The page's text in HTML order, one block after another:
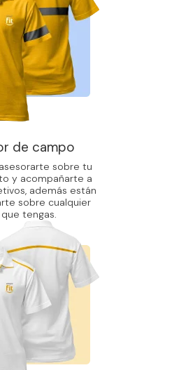
de campo
sobre tu
y acompañarte a
además están
sobre cualquier
tengas.